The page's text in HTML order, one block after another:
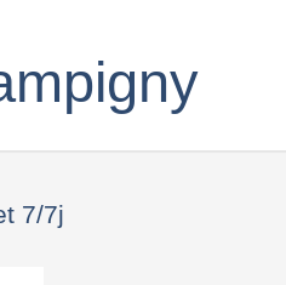
7/7j